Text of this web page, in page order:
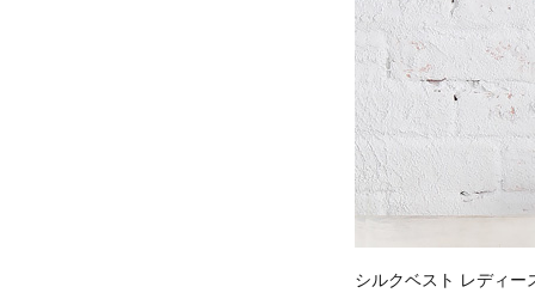
シルクベスト レディー